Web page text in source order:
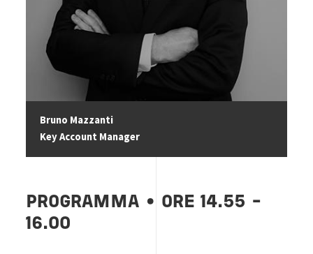
Bruno Mazzanti
Key Account Manager
PROGRAMMA • ORE 14.55 -
16.00